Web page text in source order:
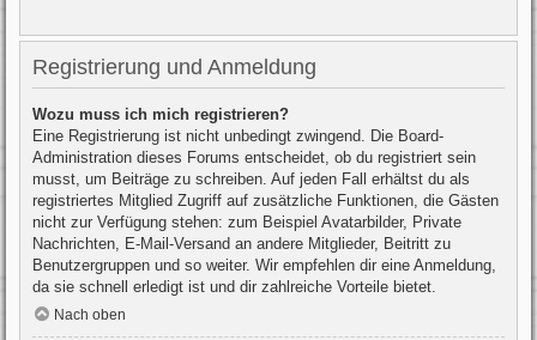
Registrierung und Anmeldung
Wozu muss ich mich registrieren?
Eine Registrierung ist nicht unbedingt zwingend. Die Board-
Administration dieses Forums entscheidet, ob du registriert sein
musst, um Beiträge zu schreiben. Auf jeden Fall erhältst du als
registriertes Mitglied Zugriff auf zusätzliche Funktionen, die Gästen
nicht zur Verfügung stehen: zum Beispiel Avatarbilder, Private
Nachrichten, E-Mail-Versand an andere Mitglieder, Beitritt zu
Benutzergruppen und so weiter. Wir empfehlen dir eine Anmeldung,
da sie schnell erledigt ist und dir zahlreiche Vorteile bietet.
Nach oben